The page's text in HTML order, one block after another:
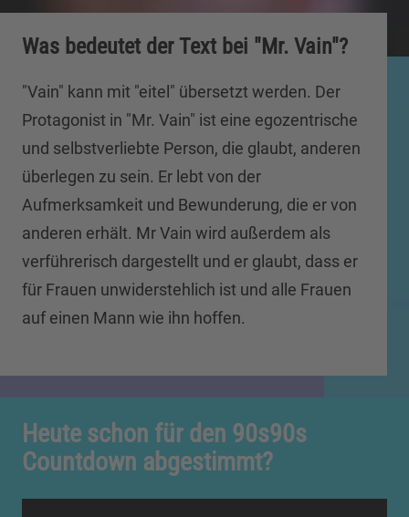
Was bedeutet der Text bei "Mr. Vain"?
"Vain" kann mit "eitel" übersetzt werden. Der
Protagonist in "Mr. Vain" ist eine egozentrische
und selbstverliebte Person, die glaubt, anderen
überlegen zu sein. Er lebt von der
Aufmerksamkeit und Bewunderung, die er von
anderen erhält. Mr Vain wird außerdem als
verführerisch dargestellt und er glaubt, dass er
für Frauen unwiderstehlich ist und alle Frauen
auf einen Mann wie ihn hoffen.
Heute schon für den 90s90s
Countdown abgestimmt?